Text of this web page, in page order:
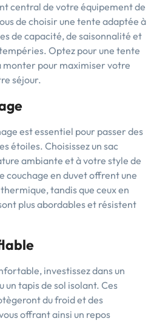
central de votre équipement de
de choisir une tente adaptée à
de capacité, de saisonnalité et
Optez pour une tente
monter pour maximiser votre
séjour.
est essentiel pour passer des
étoiles. Choisissez un sac
ambiante et à votre style de
couchage en duvet offrent une
tandis que ceux en
plus abordables et résistent
investissez dans un
un tapis de sol isolant. Ces
du froid et des
offrant ainsi un repos